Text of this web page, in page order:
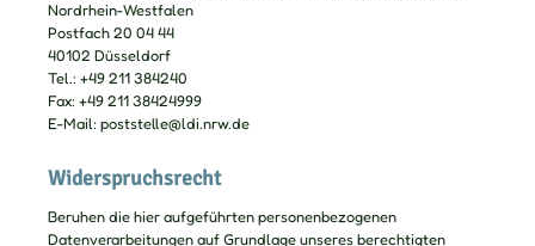
Nordrhein-Westfalen
Postfach 20 04 44
40102 Düsseldorf
Tel.: +49 211 384240
Fax: +49 211 38424999
E-Mail: poststelle@ldi.nrw.de
Widerspruchsrecht
Beruhen die hier aufgeführten personenbezogenen
Datenverarbeitungen auf Grundlage unseres berechtigten